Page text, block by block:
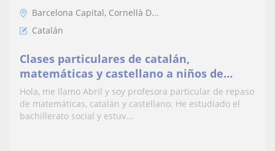
Barcelona Capital, Cornellà D...
Catalán
Clases particulares de catalán,
matemáticas y castellano a niños de
primaria y E.S.O
Hola, me llamo Abril y soy profesora particular de repaso
de matemáticas, catalán y castellano. He estudiado el
bachillerato social y estuv...